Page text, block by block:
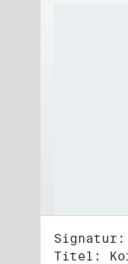
Signatur:
Titel: